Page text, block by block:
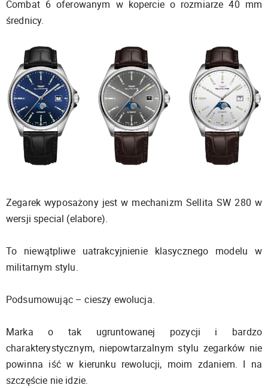
Combat 6 oferowanym w kopercie o rozmiarze 40 mm
średnicy.
Zegarek wyposażony jest w mechanizm Sellita SW 280 w
wersji special (elabore).
To niewątpliwe uatrakcyjnienie klasycznego modelu w
militarnym stylu.
Podsumowując – cieszy ewolucja.
Marka o tak ugruntowanej pozycji i bardzo
charakterystycznym, niepowtarzalnym stylu zegarków nie
powinna iść w kierunku rewolucji, moim zdaniem. I na
szczęście nie idzie.